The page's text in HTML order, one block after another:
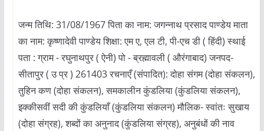
जन्म तिथि: 31/08/1967 पिता का नाम: जगन्नाथ प्रसाद पाण्डेय माता
का नाम: कृष्णादेवी पाण्डेय शिक्षा: एम ए, एल टी, पी-एच डी ( हिंदी) स्थाई
पता : ग्राम - रघुनाथपुर ( ऐनी) पो - ब्रह्मावली ( औरंगाबाद) जनपद-
सीतापुर ( उ प्र ) 261403 रचनाएँ (संपादित): दोहा संगम (दोहा संकलन),
तुहिन कण (दोहा संकलन), समकालीन कुंडलिया (कुंडलिया संकलन),
इक्कीसवीं सदी की कुंडलियाँ (कुंडलिया संकलन) मौलिक- स्वांतः सुखाय
(दोहा संग्रह), शब्दों का अनुनाद (कुंडलिया संग्रह), अनुबंधों की नाव